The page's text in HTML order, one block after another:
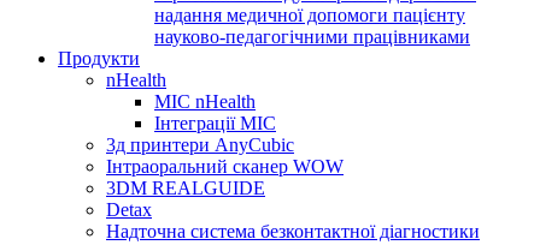
надання медичної допомоги пацієнту
науково-педагогічними працівниками
Продукти
nHealth
МІС nHealth
Інтеграції МІС
3д принтери AnyCubic
Інтраоральний сканер WOW
3DM REALGUIDE
Detax
Надточна система безконтактної діагностики